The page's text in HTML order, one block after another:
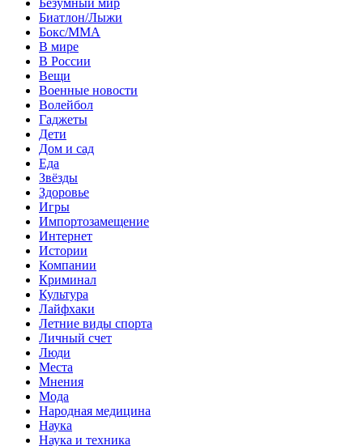
Биатлон/Лыжи
Бокс/MMA
В мире
В России
Вещи
Военные новости
Волейбол
Гаджеты
Дети
Дом и сад
Еда
Звёзды
Здоровье
Игры
Импортозамещение
Интернет
Истории
Компании
Криминал
Культура
Лайфхаки
Летние виды спорта
Личный счет
Люди
Места
Мнения
Мода
Народная медицина
Наука
Наука и техника